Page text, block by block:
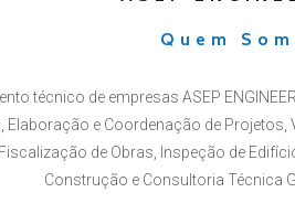
Quem
técnico de empresas ASEP
Elaboração e Coordenação de Projetos,
de Obras, Inspeção de
Construção e Consultoria Técnica